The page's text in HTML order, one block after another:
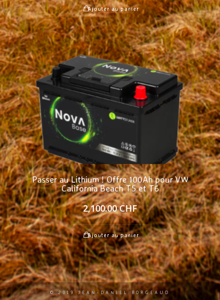
Ajouter au panier
Passer au Lithium ! Offre 100Ah pour VW
California Beach T5 et T6
2,100.00CHF
Ajouter au panier
© 2019 JEAN-DANIEL BORGEAUD